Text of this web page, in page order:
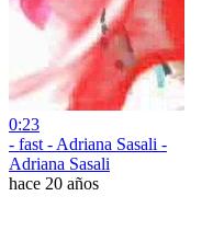
0:23
- fast - Adriana Sasali -
Adriana Sasali
hace 20 años